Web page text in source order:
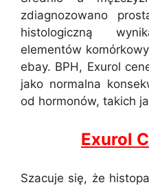
zdiagnozowano
histologiczną
elementów
ebay. BPH, Exurol
jako normalna
od hormonów, takich
Exurol
Szacuje się, że